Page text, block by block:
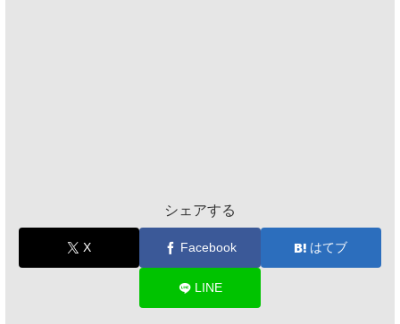
シェアする
X Facebook はてブ
LINE